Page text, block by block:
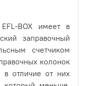
BOX имеет в
заправочный
счетчиком
колонок
в отличие от них